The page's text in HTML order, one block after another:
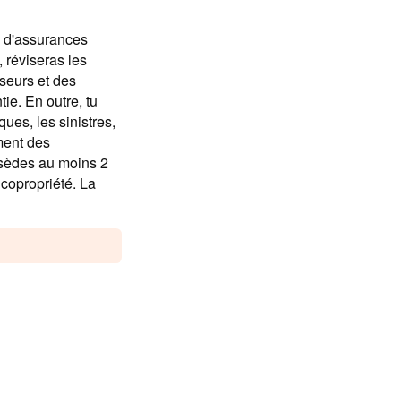
réviseras les
et des
En outre, tu
les sinistres,
des
au moins 2
La